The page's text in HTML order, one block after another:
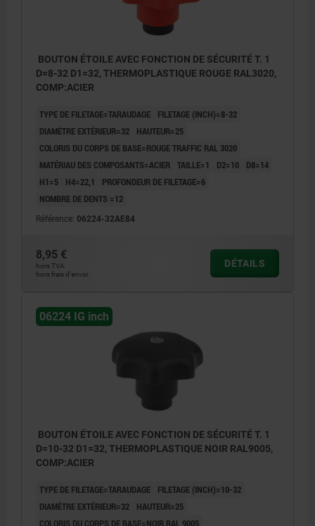
BOUTON ÉTOILE AVEC FONCTION DE SÉCURITÉ T. 1
D=8-32 D1=32, THERMOPLASTIQUE ROUGE RAL3020,
COMP:ACIER
TYPE DE FILETAGE=TARAUDAGE
FILETAGE (INCH)=8-32
DIAMÈTRE EXTÉRIEUR=32
HAUTEUR=25
COLORIS DU CORPS DE BASE=ROUGE TRAFFIC RAL 3020
MATÉRIAU DES COMPOSANTS=ACIER TAILLE=1 D2=10
D8=14
H1=5
H4=22,1
PROFONDEUR DE FILETAGE=6
NOMBRE DE DENTS =12
Référence: 06224-32AE84
8,95 €
hors TVA
hors frais d’envoi
DÉTAILS
06224 IG inch
BOUTON ÉTOILE AVEC FONCTION DE SÉCURITÉ T. 1
D=10-32 D1=32, THERMOPLASTIQUE NOIR RAL9005,
COMP:ACIER
TYPE DE FILETAGE=TARAUDAGE
FILETAGE (INCH)=10-32
DIAMÈTRE EXTÉRIEUR=32
HAUTEUR=25
COLORIS DU CORPS DE BASE=NOIR RAL 9005